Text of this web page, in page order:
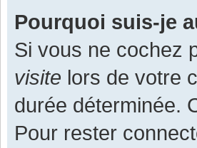
Pourquoi suis-je
Si vous ne cochez
visite lors de votre
durée déterminée.
Pour rester